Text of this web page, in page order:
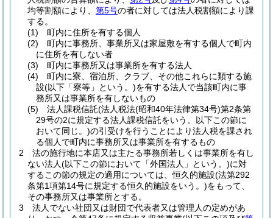
均等割額により、 第5号の者に対しては法人税割額により課
する。
(1)
町内に住所を有する個人
(2)
町内に事務所、事業所又は家屋敷を有する個人で町内
に住所を有しない者
(3)
町内に事務所又は事業所を有する法人
(4)
町内に寮、宿泊所、クラブ、その他これらに類する施
設(以下「寮等」という。)を有する法人で当該町内に事
務所又は事業所を有しないもの
(5)
法人課税信託(法人税法(昭和40年法律第34号)第2条第
29号の2に規定する法人課税信託をいう。以下この節に
おいて同じ。)の引受けを行うことにより法人税を課され
る個人で町内に事務所又は事業所を有するもの
2
法の施行地に本店又は主たる事務所若しくは事業所を有し
ない法人(以下この節において「外国法人」という。)に対
するこの節の規定の適用については、恒久的施設(法第292
条第1項第14号に規定する恒久的施設をいう。)をもって、
その事務所又は事業所とする。
3
法人でない社団又は財団で代表者又は管理人の定めがあ